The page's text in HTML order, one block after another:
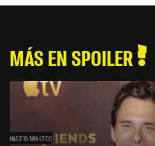
MÁS EN SPOILER
HACE 19 MINUTOS